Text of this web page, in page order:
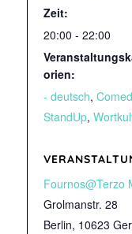
Zeit:
20:00 - 22:00
orien:
- deutsch,
StandUp,
Fournos@Terzo
Grolmanstr. 28
Berlin, 10623